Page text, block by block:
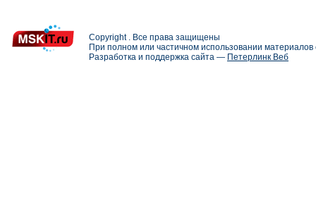
Copyright . Все права защищены
При полном или частичном использовании
Разработка и поддержка сайта — Петерлинк Веб